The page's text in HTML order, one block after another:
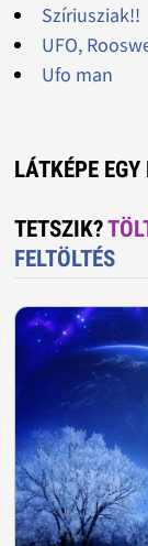
Szíriusziak!!
UFO,
Ufo man
LÁTKÉPE
TETSZIK?
FELTÖLTÉS